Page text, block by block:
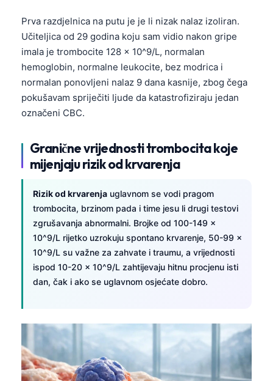
Prva razdjelnica na putu je je li nizak nalaz izoliran.
Učiteljica od 29 godina koju sam vidio nakon gripe
imala je trombocite 128 × 10^9/L, normalan
hemoglobin, normalne leukocite, bez modrica i
normalan ponovljeni nalaz 9 dana kasnije, zbog čega
pokušavam spriječiti ljude da katastrofiziraju jedan
označeni CBC.
Granične vrijednosti trombocita koje
mijenjaju rizik od krvarenja
Rizik od krvarenja uglavnom se vodi pragom
trombocita, brzinom pada i time jesu li drugi testovi
zgrušavanja abnormalni. Brojke od 100-149 ×
10^9/L rijetko uzrokuju spontano krvarenje, 50-99 ×
10^9/L su važne za zahvate i traumu, a vrijednosti
ispod 10-20 × 10^9/L zahtijevaju hitnu procjenu isti
dan, čak i ako se uglavnom osjećate dobro.